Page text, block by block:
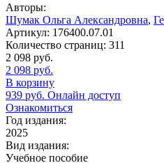
Авторы:
Шумак Ольга Александровна,
Артикул: 176400.07.01
Количество страниц: 311
2 098 руб.
2 098 руб.
В корзину
939 руб. Онлайн доступ
Ознакомиться
Год издания:
2025
Вид издания:
Учебное пособие